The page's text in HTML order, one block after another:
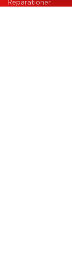
Reparationer